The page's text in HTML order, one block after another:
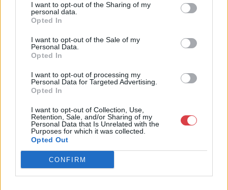
I want to opt-out of the Sharing of my
personal data.
Opted In
I want to opt-out of the Sale of my
Personal Data.
Opted In
I want to opt-out of processing my
Personal Data for Targeted Advertising.
Opted In
I want to opt-out of Collection, Use,
Retention, Sale, and/or Sharing of my
Personal Data that Is Unrelated with the
Purposes for which it was collected.
Opted Out
CONFIRM
műkereskedelmi üzlethálózatával rendelkező BÁV ZRt.
felkészült munkatársai a hét hat napján állnak a műtárgyat
GALÉRIA TOVÁBBI MŰTÁRGYAI
KAPCSOLÓDÓ MŰTÁRGYAK